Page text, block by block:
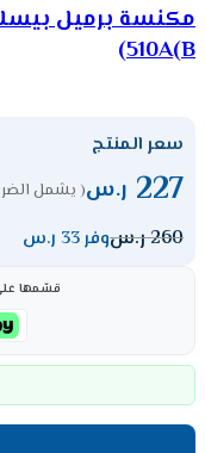
510A(B)
سعر المنتج
227 ر.س( يشمل
260ر.سوفر 33 ر.س
قسّمها